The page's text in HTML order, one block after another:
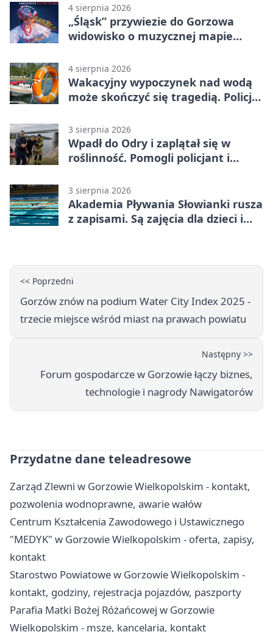
4 sierpnia 2026
„Śląsk” przywiezie do Gorzowa
widowisko o muzycznej mapie
4 sierpnia 2026
Wakacyjny wypoczynek nad wodą
może skończyć się tragedią. Policja
3 sierpnia 2026
Wpadł do Odry i zaplątał się w
roślinność. Pomogli policjant i
3 sierpnia 2026
Akademia Pływania Słowianki rusza
z zapisami. Są zajęcia dla dzieci i
<< Poprzedni
Gorzów znów na podium Water City Index 2025 -
trzecie miejsce wśród miast na prawach powiatu
Następny >>
Forum gospodarcze w Gorzowie łączy biznes,
technologie i nagrody Nawigatorów
Przydatne dane teleadresowe
Zarząd Zlewni w Gorzowie Wielkopolskim - kontakt,
pozwolenia wodnoprawne, awarie wałów
Centrum Kształcenia Zawodowego i Ustawicznego
"MEDYK" w Gorzowie Wielkopolskim - oferta, zapisy,
kontakt
Starostwo Powiatowe w Gorzowie Wielkopolskim -
kontakt, godziny, rejestracja pojazdów, paszporty
Parafia Matki Bożej Różańcowej w Gorzowie
Wielkopolskim - msze, kancelaria, kontakt